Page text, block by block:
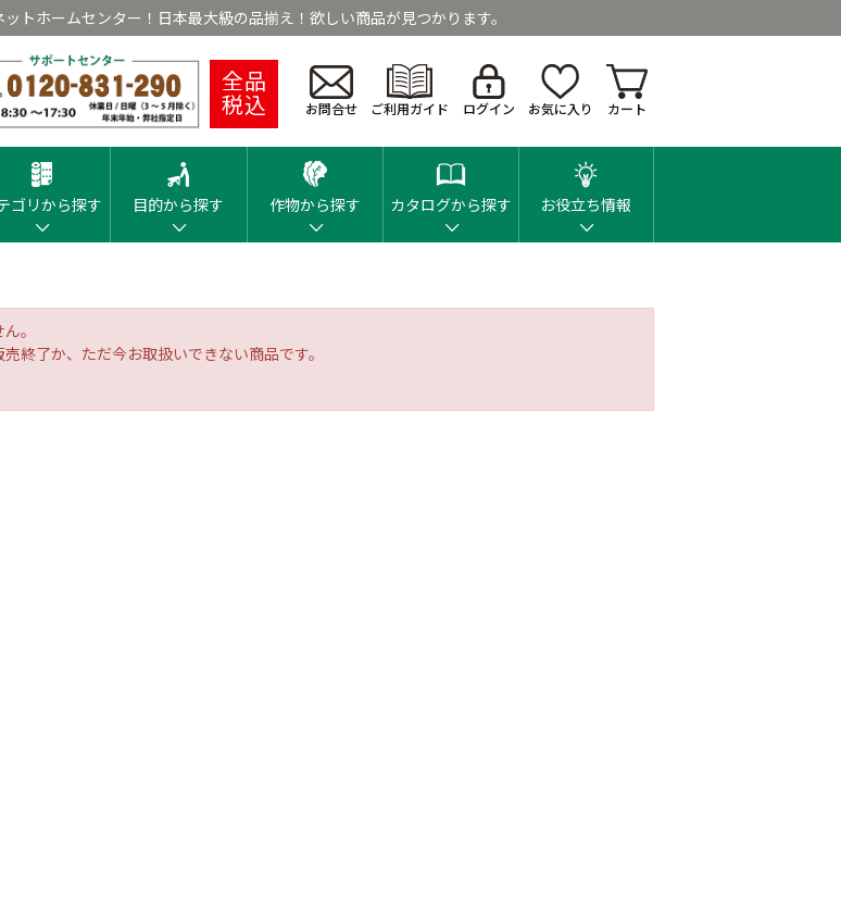
トホームセンター！日本最大級の品揃え！欲しい商品が見つかります。
全品
税込 お問合せ ご利用ガイド ログイン お気に入り カート
ゴリから探す 目的から探す 作物から探す カタログから探す お役立ち情報
。
終了か、ただ今お取扱いできない商品です。